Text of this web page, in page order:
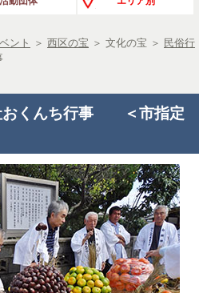
ント ＞ 西区の宝 ＞ 文化の宝 ＞ 民俗行
おくんち行事 ＜市指定